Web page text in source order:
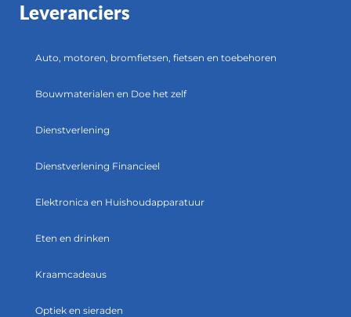
Leveranciers
Auto, motoren, bromfietsen, fietsen en toebehoren
Bouwmaterialen en Doe het zelf
Dienstverlening
Dienstverlening Financieel
Elektronica en Huishoudapparatuur
Eten en drinken
Kraamcadeaus
Optiek en sieraden